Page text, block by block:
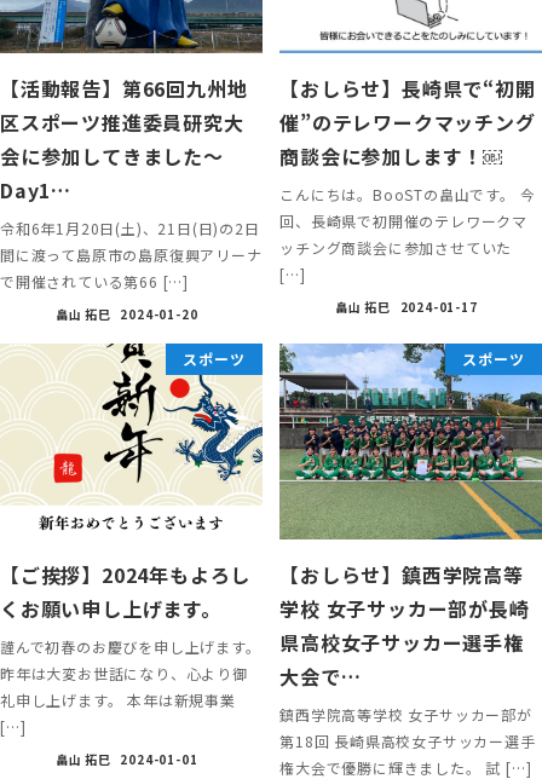
【活動報告】第66回九州地
区スポーツ推進委員研究大
会に参加してきました〜
Day1…
令和6年1月20日(土)、21日(日)の2日
間に渡って島原市の島原復興アリーナ
で開催されている第66 […]
畠山 拓巳 2024-01-20
【おしらせ】長崎県で“初開
催”のテレワークマッチング
商談会に参加します！￼
こんにちは。BooSTの畠山です。 今
回、長崎県で初開催のテレワークマ
ッチング商談会に参加させていた
[…]
畠山 拓巳 2024-01-17
スポーツ
【ご挨拶】2024年もよろし
くお願い申し上げます。
謹んで初春のお慶びを申し上げます。
昨年は大変お世話になり、心より御
礼申し上げます。 本年は新規事業
[…]
畠山 拓巳 2024-01-01
スポーツ
【おしらせ】鎮西学院高等
学校 女子サッカー部が長崎
県高校女子サッカー選手権
大会で…
鎮西学院高等学校 女子サッカー部が
第18回 長崎県高校女子サッカー選手
権大会で優勝に輝きました。 試 […]